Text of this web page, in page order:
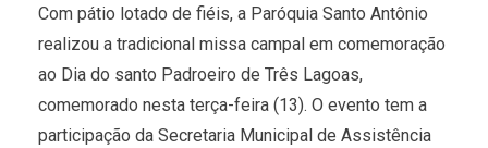
Com pátio lotado de fiéis, a Paróquia Santo Antônio
realizou a tradicional missa campal em comemoração
ao Dia do santo Padroeiro de Três Lagoas,
comemorado nesta terça-feira (13). O evento tem a
participação da Secretaria Municipal de Assistência